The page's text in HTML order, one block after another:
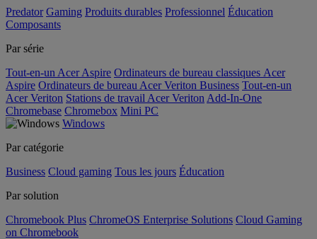
Predator Gaming Produits durables Professionnel Éducation
Composants
Par série
Tout-en-un Acer Aspire Ordinateurs de bureau classiques Acer
Aspire Ordinateurs de bureau Acer Veriton Business Tout-en-un
Acer Veriton Stations de travail Acer Veriton Add-In-One
Chromebase Chromebox Mini PC
Windows
Par catégorie
Business Cloud gaming Tous les jours Éducation
Par solution
Chromebook Plus ChromeOS Enterprise Solutions Cloud Gaming
on Chromebook